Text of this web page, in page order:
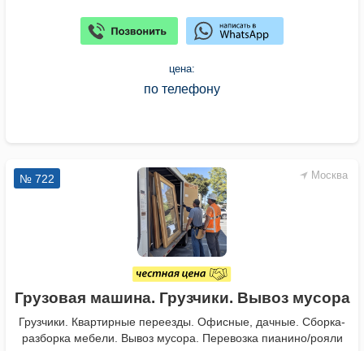
цена:
по телефону
Москва
№ 722
Грузовая машина. Грузчики. Вывоз мусора
Грузчики. Квартирные переезды. Офисные, дачные. Сборка-
разборка мебели. Вывоз мусора. Перевозка пианино/рояли